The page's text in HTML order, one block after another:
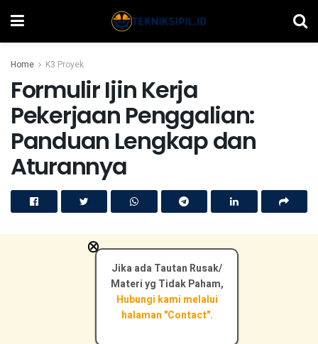
Home K3 Proyek
Formulir Ijin Kerja
Pekerjaan Penggalian:
Panduan Lengkap dan
Aturannya
Jika ada Tautan Rusak/
Materi yg Tidak Paham,
Hubungi kami melalui
halaman "Contact".
×